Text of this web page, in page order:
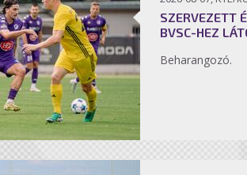
SZERVEZETT
BVSC-HEZ
Beharangozó.